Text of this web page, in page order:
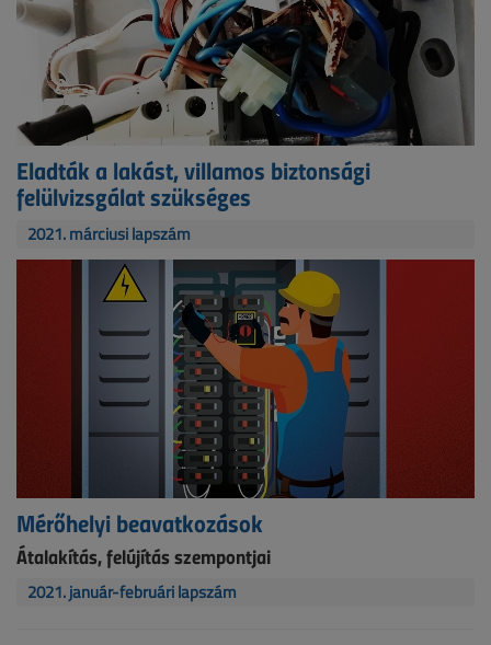
Eladták a lakást, villamos biztonsági
felülvizsgálat szükséges
2021. márciusi lapszám
Mérőhelyi beavatkozások
Átalakítás, felújítás szempontjai
2021. január-februári lapszám